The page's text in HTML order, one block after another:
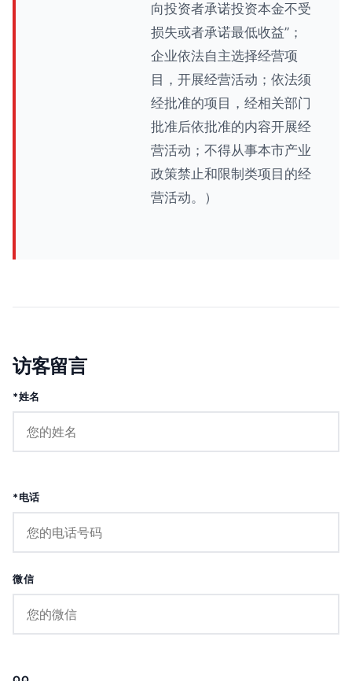
向投资者承诺投资本金不受
损失或者承诺最低收益”；
企业依法自主选择经营项
目，开展经营活动；依法须
经批准的项目，经相关部门
批准后依批准的内容开展经
营活动；不得从事本市产业
政策禁止和限制类项目的经
营活动。）
访客留言
*姓名
*电话
微信